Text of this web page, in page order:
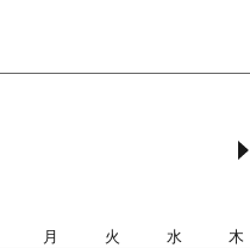
月 火 水 木